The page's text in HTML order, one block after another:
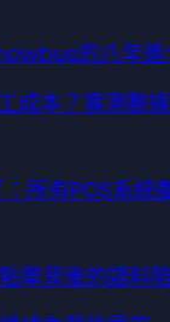
的八年
成本？實測數
所有POS系統
單背後的語料